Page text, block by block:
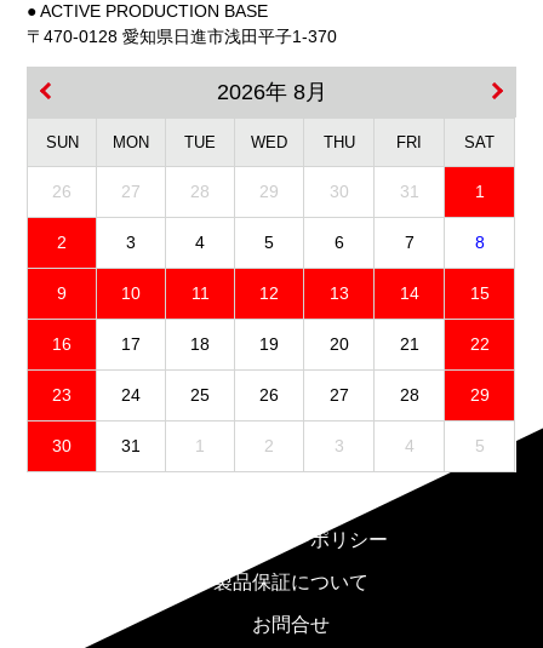
● ACTIVE PRODUCTION BASE
〒470-0128 愛知県日進市浅田平子1-370
2026年 8月
SUN MON TUE WED THU FRI SAT
26 27 28 29 30 31 1
2 3 4 5 6 7 8
9 10 11 12 13 14 15
16 17 18 19 20 21 22
23 24 25 26 27 28 29
30 31 1 2 3 4 5
プライバシーポリシー
製品保証について
お問合せ